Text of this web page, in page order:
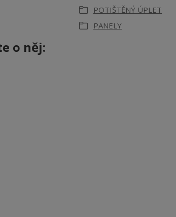
o něj:
POTIŠTĚNÝ ÚPLET
PANELY